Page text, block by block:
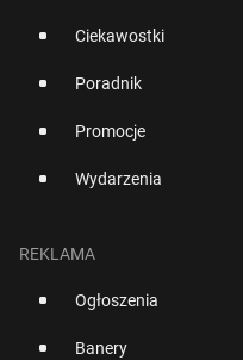
Ciekawostki
Poradnik
Promocje
Wydarzenia
REKLAMA
Ogłoszenia
Banery